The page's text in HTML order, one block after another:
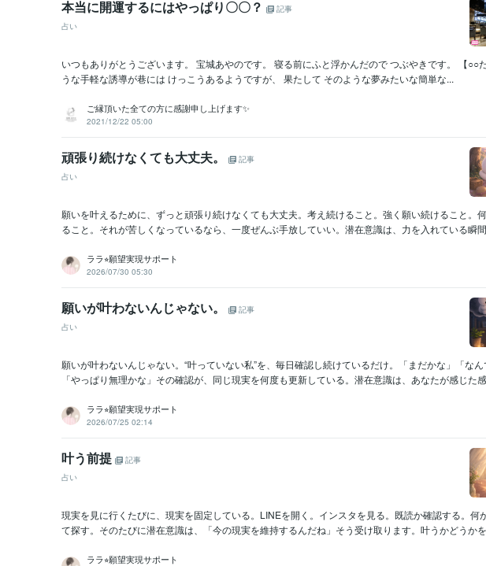
本当に開運するにはやっぱり〇〇？
記事
占い
いつもありがとうございます。 宝城あやのです。 寝る前にふと浮かんだので つぶやきです。 【○○
うな手軽な誘導が巷には けっこうあるようですが、 果たして そのような夢みたいな簡単な...
ご縁頂いた全ての方に感謝申し上げます✨
2021/12/22 05:00
頑張り続けなくても大丈夫。
記事
占い
願いを叶えるために、ずっと頑張り続けなくても大丈夫。考え続けること。強く願い続けること。
ること。それが苦しくなっているなら、一度ぜんぶ手放していい。潜在意識は、力を入れている瞬
ララ⭐︎願望実現サポート
2026/07/30 05:30
願いが叶わないんじゃない。
記事
占い
願いが叶わないんじゃない。“叶っていない私”を、毎日確認し続けているだけ。「まだかな」「な
「やっぱり無理かな」その確認が、同じ現実を何度も更新している。潜在意識は、あなたが感じた
ララ⭐︎願望実現サポート
2026/07/25 02:14
叶う前提
記事
占い
現実を見に行くたびに、現実を固定している。LINEを開く。インスタを見る。既読か確認する。何
て探す。そのたびに潜在意識は、「今の現実を維持するんだね」そう受け取ります。叶うかどうか
ララ⭐︎願望実現サポート